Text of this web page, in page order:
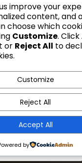
Kebijakan Privasi
Cara Kirim Artikel
improve your
content, and
choose which
Customize. Click
or Reject All to
Customize
Reject All
Accept All
by